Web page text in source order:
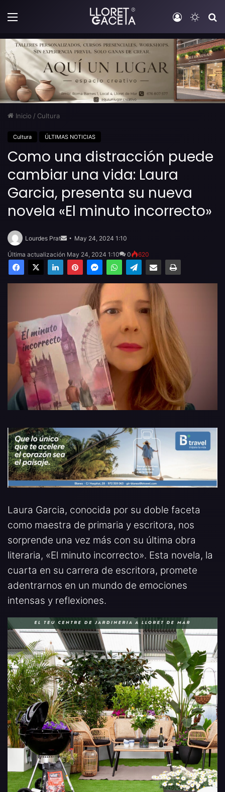
Menú Iniciar
Inicio / Cultura
Cultura ÚLTIMAS NOTICIAS
Como una distracción puede
cambiar una vida: Laura
Garcia, presenta su nueva
novela «El minuto incorrecto»
Lourdes Prat
email
May 24, 2024 1:10
Última actualización May 24, 2024 1:10 0 620
Facebook
X LinkedInPinterestMessengerWhatsAppTelegramCompartir por email Imprimir
Laura Garcia, conocida por su doble faceta
como maestra de primaria y escritora, nos
sorprende una vez más con su última obra
literaria, «El minuto incorrecto». Esta novela, la
cuarta en su carrera de escritora, promete
adentrarnos en un mundo de emociones
intensas y reflexiones.